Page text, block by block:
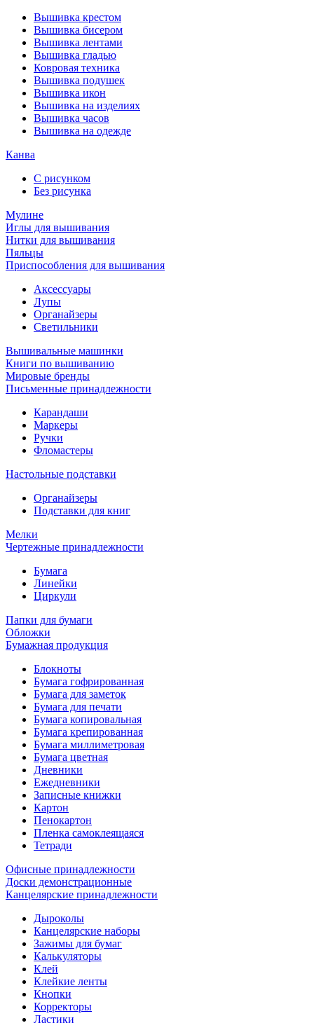
Вышивка крестом
Вышивка бисером
Вышивка лентами
Вышивка гладью
Ковровая техника
Вышивка подушек
Вышивка икон
Вышивка на изделиях
Вышивка часов
Вышивка на одежде
Канва
С рисунком
Без рисунка
Мулине
Иглы для вышивания
Нитки для вышивания
Пяльцы
Приспособления для вышивания
Аксессуары
Лупы
Органайзеры
Светильники
Вышивальные машинки
Книги по вышиванию
Мировые бренды
Письменные принадлежности
Карандаши
Маркеры
Ручки
Фломастеры
Настольные подставки
Органайзеры
Подставки для книг
Мелки
Чертежные принадлежности
Бумага
Линейки
Циркули
Папки для бумаги
Обложки
Бумажная продукция
Блокноты
Бумага гофрированная
Бумага для заметок
Бумага для печати
Бумага копировальная
Бумага крепированная
Бумага миллиметровая
Бумага цветная
Дневники
Ежедневники
Записные книжки
Картон
Пенокартон
Пленка самоклеящаяся
Тетради
Офисные принадлежности
Доски демонстрационные
Канцелярские принадлежности
Дыроколы
Канцелярские наборы
Зажимы для бумаг
Калькуляторы
Клей
Клейкие ленты
Кнопки
Корректоры
Ластики